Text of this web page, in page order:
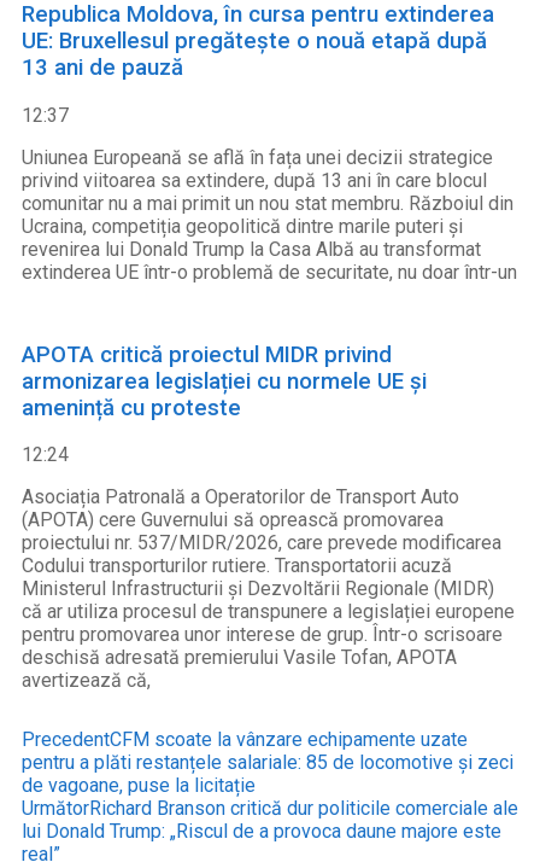
Republica Moldova, în cursa pentru extinderea
UE: Bruxellesul pregătește o nouă etapă după
13 ani de pauză
12:37
Uniunea Europeană se află în fața unei decizii strategice
privind viitoarea sa extindere, după 13 ani în care blocul
comunitar nu a mai primit un nou stat membru. Războiul din
Ucraina, competiția geopolitică dintre marile puteri și
revenirea lui Donald Trump la Casa Albă au transformat
extinderea UE într-o problemă de securitate, nu doar într-un
APOTA critică proiectul MIDR privind
armonizarea legislației cu normele UE și
amenință cu proteste
12:24
Asociația Patronală a Operatorilor de Transport Auto
(APOTA) cere Guvernului să oprească promovarea
proiectului nr. 537/MIDR/2026, care prevede modificarea
Codului transporturilor rutiere. Transportatorii acuză
Ministerul Infrastructurii și Dezvoltării Regionale (MIDR)
că ar utiliza procesul de transpunere a legislației europene
pentru promovarea unor interese de grup. Într-o scrisoare
deschisă adresată premierului Vasile Tofan, APOTA
avertizează că,
PrecedentCFM scoate la vânzare echipamente uzate
pentru a plăti restanțele salariale: 85 de locomotive și zeci
de vagoane, puse la licitație
UrmătorRichard Branson critică dur politicile comerciale ale
lui Donald Trump: „Riscul de a provoca daune majore este
real”